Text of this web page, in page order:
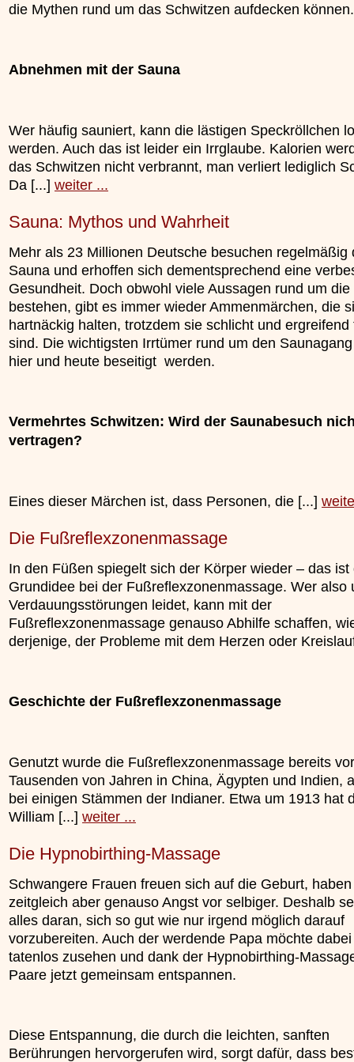
die Mythen rund um das Schwitzen aufdecken können.
Abnehmen mit der Sauna
Wer häufig sauniert, kann die lästigen Speckröllchen
werden. Auch das ist leider ein Irrglaube. Kalorien
das Schwitzen nicht verbrannt, man verliert lediglich
Da [...] weiter ...
Sauna: Mythos und Wahrheit
Mehr als 23 Millionen Deutsche besuchen regelmäßig
Sauna und erhoffen sich dementsprechend eine
Gesundheit. Doch obwohl viele Aussagen rund um die
bestehen, gibt es immer wieder Ammenmärchen, die
hartnäckig halten, trotzdem sie schlicht und ergreifend
sind. Die wichtigsten Irrtümer rund um den
hier und heute beseitigt werden.
Vermehrtes Schwitzen: Wird der Saunabesuch
vertragen?
Eines dieser Märchen ist, dass Personen, die [...]
Die Fußreflexzonenmassage
In den Füßen spiegelt sich der Körper wieder – das ist
Grundidee bei der Fußreflexzonenmassage. Wer also
Verdauungsstörungen leidet, kann mit der
Fußreflexzonenmassage genauso Abhilfe schaffen,
derjenige, der Probleme mit dem Herzen oder
Geschichte der Fußreflexzonenmassage
Genutzt wurde die Fußreflexzonenmassage bereits vor
Tausenden von Jahren in China, Ägypten und Indien,
bei einigen Stämmen der Indianer. Etwa um 1913 hat
William [...] weiter ...
Die Hypnobirthing-Massage
Schwangere Frauen freuen sich auf die Geburt, haben
zeitgleich aber genauso Angst vor selbiger. Deshalb
alles daran, sich so gut wie nur irgend möglich darauf
vorzubereiten. Auch der werdende Papa möchte
tatenlos zusehen und dank der Hypnobirthing-
Paare jetzt gemeinsam entspannen.
Diese Entspannung, die durch die leichten, sanften
Berührungen hervorgerufen wird, sorgt dafür, dass